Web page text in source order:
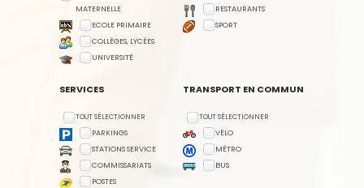
MATERNELLE
ECOLE PRIMAIRE
COLLÈGES, LYCÉES
UNIVERSITÉ
RESTAURANTS
SPORT
SERVICES
TOUT SÉLECTIONNER
PARKINGS
STATIONS SERVICE
COMMISSARIATS
POSTES
TRANSPORT EN COMMUN
TOUT SÉLECTIONNER
VÉLO
MÉTRO
BUS